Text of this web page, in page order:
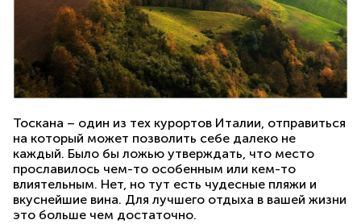
Тоскана – один из тех курортов Италии, отправиться
на который может позволить себе далеко не
каждый. Было бы ложью утверждать, что место
прославилось чем-то особенным или кем-то
влиятельным. Нет, но тут есть чудесные пляжи и
вкуснейшие вина. Для лучшего отдыха в вашей жизни
это больше чем достаточно.